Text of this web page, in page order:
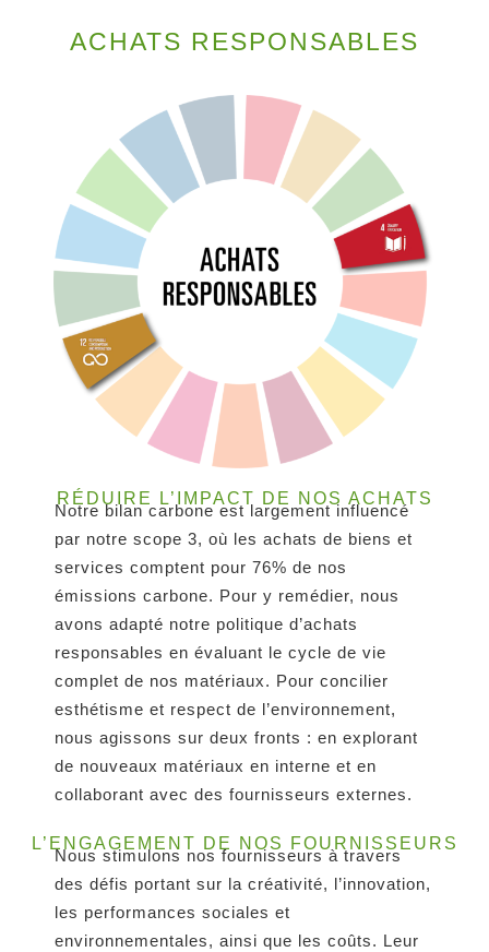
ACHATS RESPONSABLES
RÉDUIRE L’IMPACT DE NOS ACHATS
Notre bilan carbone est largement influencé
par notre scope 3, où les achats de biens et
services comptent pour 76% de nos
émissions carbone. Pour y remédier, nous
avons adapté notre politique d’achats
responsables en évaluant le cycle de vie
complet de nos matériaux. Pour concilier
esthétisme et respect de l’environnement,
nous agissons sur deux fronts : en explorant
de nouveaux matériaux en interne et en
collaborant avec des fournisseurs externes.
L’ENGAGEMENT DE NOS FOURNISSEURS
Nous stimulons nos fournisseurs à travers
des défis portant sur la créativité, l’innovation,
les performances sociales et
environnementales, ainsi que les coûts. Leur